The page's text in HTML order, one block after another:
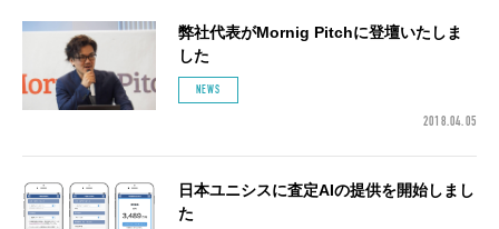
弊社代表がMornig Pitchに登壇いたしま
した
NEWS
2018.04.05
日本ユニシスに査定AIの提供を開始しまし
た